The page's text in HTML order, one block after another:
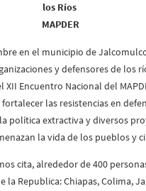
los Ríos
MAPDER
en el municipio de
y defensores de los
XII Encuentro Nacional del
las resistencias en
política extractiva y diversos
la vida de los pueblos y
cita, alrededor de 400
la Republica: Chiapas, Colima,